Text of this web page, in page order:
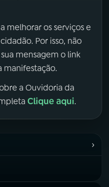
melhorar os serviços e
Por isso, não
mensagem o link
manifestação.
a Ouvidoria da
Clique aqui.
›